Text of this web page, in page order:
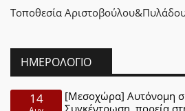
Τοποθεσία
ΗΜΕΡΟΛΌΓΙΟ
14
[Μεσοχώρα] Αυτόνομη
Συγκέντρωση, πορεία